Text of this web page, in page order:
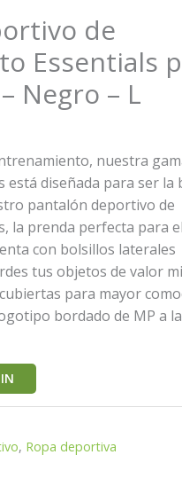
de
Essentials
Negro – L
nuestra
diseñada para ser la
pantalón deportivo de
la prenda perfecta para el
con bolsillos laterales
tus objetos de valor
para mayor
bordado de MP a
, Ropa deportiva